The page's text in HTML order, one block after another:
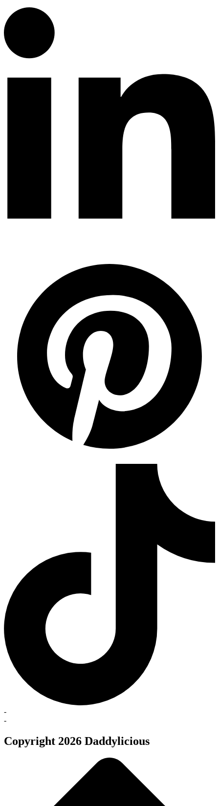
-
-
Copyright 2026 Daddylicious